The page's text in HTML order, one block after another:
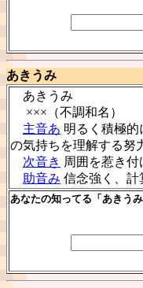
あきうみ
あきうみ
×××（不調和名）
主音あ 明るく積極的
の気持ちを理解する努
次音き 周囲を惹き付
助音み 信念強く、計
あなたの知ってる「あきう